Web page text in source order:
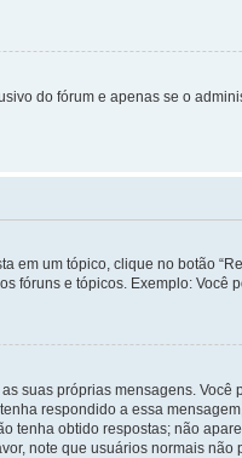
do fórum e apenas se o
em um tópico, clique no botão
e tópicos. Exemplo: Você
suas próprias mensagens.
respondido a essa
obtido respostas; não
note que usuários normais